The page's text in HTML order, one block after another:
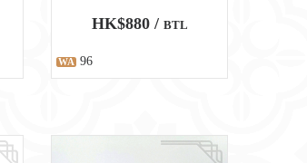
HK$880 / BTL
WA 96